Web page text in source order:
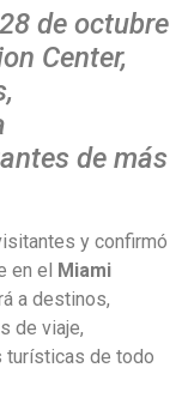
de octubre
Center,
de más
y confirmó
en el Miami
a destinos,
de viaje,
turísticas de todo